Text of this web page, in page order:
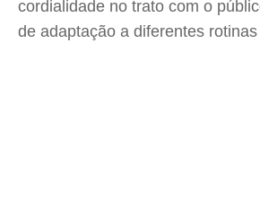
cordialidade no trato com o
de adaptação a diferentes